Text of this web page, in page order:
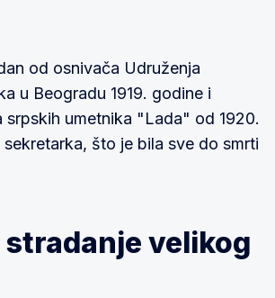
od osnivača Udruženja
u Beogradu 1919. godine i
srpskih umetnika "Lada" od 1920.
što je bila sve do smrti
stradanje velikog